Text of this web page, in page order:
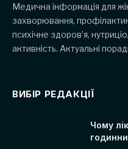
Медична інформація для
захворювання,
психічне здоров’я,
активність. Актуальні
ВИБІР РЕДАКЦІЇ
Чому